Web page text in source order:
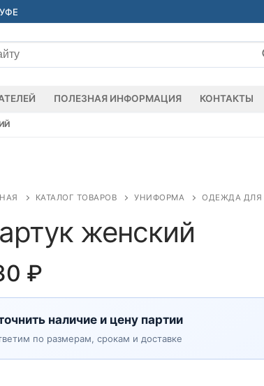
ПОЛЕЗНАЯ ИНФОРМАЦИЯ КОНТАКТЫ
КАТАЛОГ ТОВАРОВ УНИФОРМА ОДЕЖДА ДЛЯ
женский
₽
наличие и цену партии
по размерам, срокам и доставке